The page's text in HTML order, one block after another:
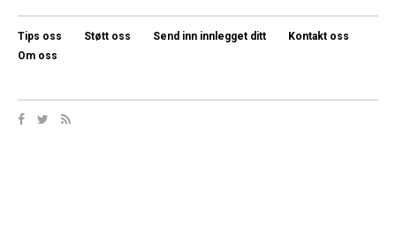
Tips oss Støtt oss Send inn innlegget ditt
Kontakt oss
Om oss